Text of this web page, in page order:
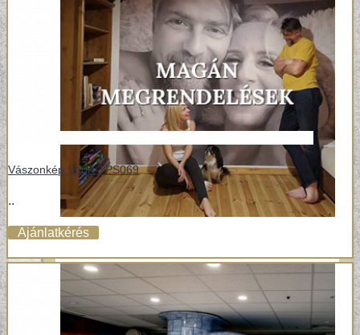
Vászonkép Sport TPS069
..
Ajánlatkérés